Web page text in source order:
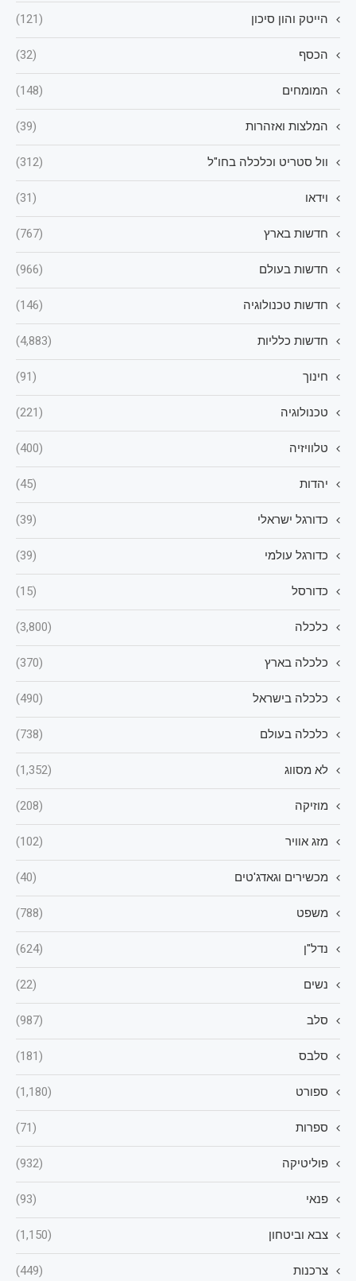
הייטק והון סיכון (121)
הכסף (32)
המומחים (148)
המלצות ואזהרות (39)
וול סטריט וכלכלה בחו"ל (312)
וידאו (31)
חדשות בארץ (767)
חדשות בעולם (966)
חדשות טכנולוגיה (146)
חדשות כלליות (4,883)
חינוך (91)
טכנולוגיה (221)
טלוויזיה (400)
יהדות (45)
כדורגל ישראלי (39)
כדורגל עולמי (39)
כדורסל (15)
כלכלה (3,800)
כלכלה בארץ (370)
כלכלה בישראל (490)
כלכלה בעולם (738)
לא מסווג (1,352)
מוזיקה (208)
מזג אוויר (102)
מכשירים וגאדג'טים (40)
משפט (788)
נדל"ן (624)
נשים (22)
סלב (987)
סלבס (181)
ספורט (1,180)
ספרות (71)
פוליטיקה (932)
פנאי (93)
צבא וביטחון (1,150)
צרכנות (449)